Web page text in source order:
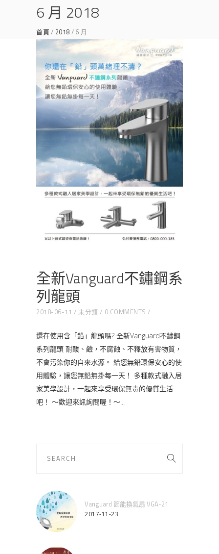
6 月 2018
首頁 2018 6 月
全新Vanguard不鏽鋼系
列龍頭
2018-06-11 未分類 0 COMMENTS
還在使用含「鉛」龍頭嗎? 全新Vanguard不鏽鋼
系列龍頭 耐酸、鹼，不腐蝕、不釋放有害物質，
不會污染你的自來水源。 給您無鉛環保安心的使
用體驗，讓您無鉛無掛每一天！ 多種款式融入居
家美學設計，一起來享受環保無毒的優質生活
吧！ ～歡迎來訊詢問喔！～
Vanguard 節能換氣扇 VGA-21
2017-11-23